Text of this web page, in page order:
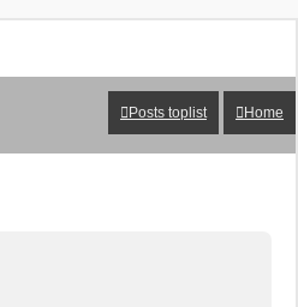
Posts toplist
Home